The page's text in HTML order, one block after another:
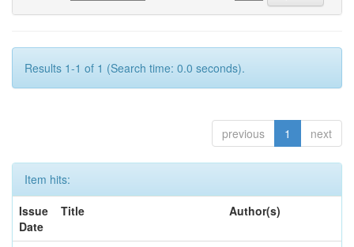
Results 1-1 of 1 (Search time: 0.0 seconds).
previous 1 next
Item hits:
Issue
Date
Title Author(s)